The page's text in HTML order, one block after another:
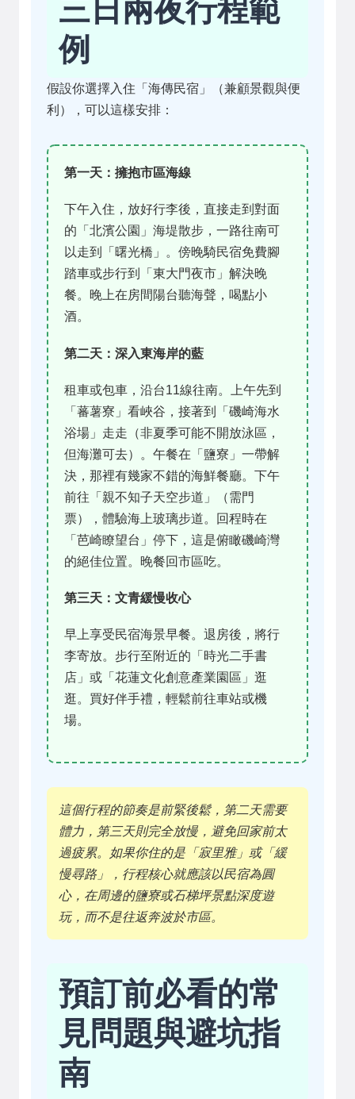
例
假設你選擇入住「海傳民宿」（兼顧景觀與便
利），可以這樣安排：
第一天：擁抱市區海線
下午入住，放好行李後，直接走到對面
的「北濱公園」海堤散步，一路往南可
以走到「曙光橋」。傍晚騎民宿免費腳
踏車或步行到「東大門夜市」解決晚
餐。晚上在房間陽台聽海聲，喝點小
酒。
第二天：深入東海岸的藍
租車或包車，沿台11線往南。上午先到
「蕃薯寮」看峽谷，接著到「磯崎海水
浴場」走走（非夏季可能不開放泳區，
但海灘可去）。午餐在「鹽寮」一帶解
決，那裡有幾家不錯的海鮮餐廳。下午
前往「親不知子天空步道」（需門
票），體驗海上玻璃步道。回程時在
「芭崎瞭望台」停下，這是俯瞰磯崎灣
的絕佳位置。晚餐回市區吃。
第三天：文青緩慢收心
早上享受民宿海景早餐。退房後，將行
李寄放。步行至附近的「時光二手書
店」或「花蓮文化創意產業園區」逛
逛。買好伴手禮，輕鬆前往車站或機
場。
這個行程的節奏是前緊後鬆，第二天需要
體力，第三天則完全放慢，避免回家前太
過疲累。如果你住的是「寂里雅」或「緩
慢尋路」，行程核心就應該以民宿為圓
心，在周邊的鹽寮或石梯坪景點深度遊
玩，而不是往返奔波於市區。
預訂前必看的常
見問題與避坑指
南